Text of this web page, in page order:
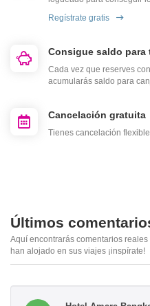
Regístrate gratis
Consigue saldo para
Cada vez que reserves
acumularás saldo para
Cancelación gratuita
Tienes cancelación
Últimos
Aquí encontrarás comentarios
han alojado en sus viajes ¡inspírate!